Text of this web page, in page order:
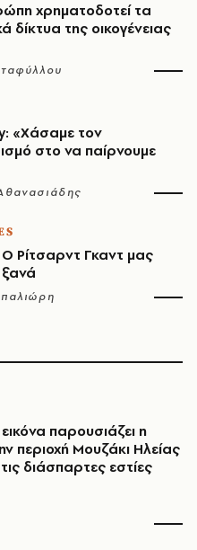
χρηματοδοτεί τα
δίκτυα της οικογένειας
«Χάσαμε τον
στο να παίρνουμε
Ρίτσαρντ Γκαντ μας
ξανά
παρουσιάζει η
περιοχή Μουζάκι Ηλείας
διάσπαρτες εστίες